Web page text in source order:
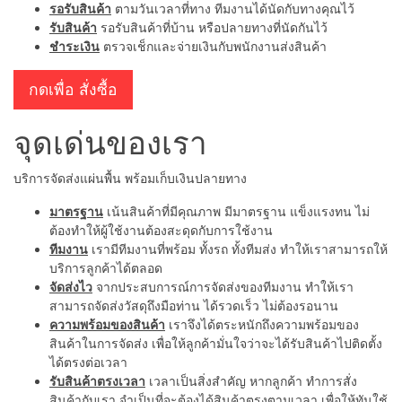
รอรับสินค้า ตามวันเวลาที่ทาง ทีมงานได้นัดกับทางคุณไว้
รับสินค้า รอรับสินค้าที่บ้าน หรือปลายทางที่นัดกันไว้
ชำระเงิน ตรวจเช็กและจ่ายเงินกับพนักงานส่งสินค้า
กดเพื่อ สั่งซื้อ
จุดเด่นของเรา
บริการจัดส่งแผ่นพื้น พร้อมเก็บเงินปลายทาง
มาตรฐาน เน้นสินค้าที่มีคุณภาพ มีมาตรฐาน แข็งแรงทน ไม่
ต้องทำให้ผู้ใช้งานต้องสะดุดกับการใช้งาน
ทีมงาน เรามีทีมงานที่พร้อม ทั้งรถ ทั้งทีมส่ง ทำให้เราสามารถให้
บริการลูกค้าได้ตลอด
จัดส่งไว จากประสบการณ์การจัดส่งของทีมงาน ทำให้เรา
สามารถจัดส่งวัสดุถึงมือท่าน ได้รวดเร็ว ไม่ต้องรอนาน
ความพร้อมของสินค้า เราจึงได้ตระหนักถึงความพร้อมของ
สินค้าในการจัดส่ง เพื่อให้ลูกค้ามั่นใจว่าจะได้รับสินค้าไปติดตั้ง
ได้ตรงต่อเวลา
รับสินค้าตรงเวลา เวลาเป็นสิ่งสำคัญ หากลูกค้า ทำการสั่ง